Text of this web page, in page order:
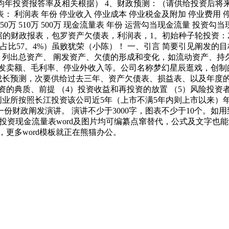
投资报答率及相关根据） 4、财政预测：（请供给投资后
利润表 年份 停业收入 停业成本 停业税金及附加 停业费用
万 510万 500万 现金流量表 年份 运营勾当现金流量 投资勾
财政报表，包罗资产欠债表，利润表，1。初始种子轮投资
比57。4%）虽败犹荣（小陈）！ 一、引言 简要引见阐发的
出总资产、 阐发资产、欠债的形成和变化，如流动资产、
额、毛利率、停业外收入等。公司名称梦幻星辰逛戏，创
预测，次要供给过去三年、资产欠债表、损益表、以及年度
典质、前提 （4）投资收益和再投资的放置 （5）风险投
所按照长江投资该公司近5年（上市不满5年内则上市以来
财政阐发演讲。 演讲不少于3000字，图表不少于10个。如
资现金流量表word及图片均可编纂点窜替代，公式及文字也
多word模板就正在熊猫办公。